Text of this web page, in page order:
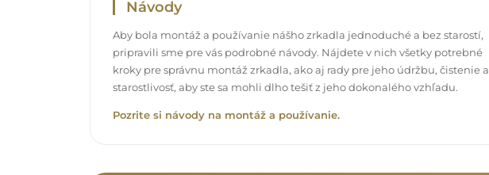
Návody
Aby bola montáž a používanie nášho zrkadla jednoduché a bez starostí,
pripravili sme pre vás podrobné návody. Nájdete v nich všetky potrebné
kroky pre správnu montáž zrkadla, ako aj rady pre jeho údržbu, čistenie a
starostlivosť, aby ste sa mohli dlho tešiť z jeho dokonalého vzhľadu.
Pozrite si návody na montáž a používanie.